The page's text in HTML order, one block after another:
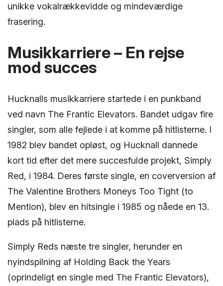
unikke vokalrækkevidde og mindeværdige
frasering.
Musikkarriere – En rejse
mod succes
Hucknalls musikkarriere startede i en punkband
ved navn The Frantic Elevators. Bandet udgav fire
singler, som alle fejlede i at komme på hitlisterne. I
1982 blev bandet opløst, og Hucknall dannede
kort tid efter det mere succesfulde projekt, Simply
Red, i 1984. Deres første single, en coverversion af
The Valentine Brothers Moneys Too Tight (to
Mention), blev en hitsingle i 1985 og nåede en 13.
plads på hitlisterne.
Simply Reds næste tre singler, herunder en
nyindspilning af Holding Back the Years
(oprindeligt en single med The Frantic Elevators),